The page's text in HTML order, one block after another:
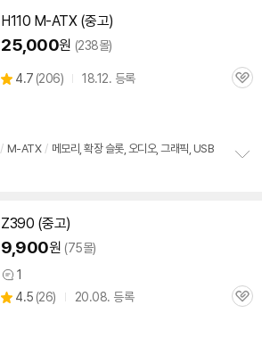
H110 M-ATX (중고)
25,000원 (238몰)
별
4.7 (상
206) 18.12. 등록
관
/ M-ATX / 메모리, 확장 슬롯, 오디오, 그래픽, USB
Z390 (중고)
9,900원 (75몰)
상
품
1
별
4.5 (상
26) 20.08. 등록
관